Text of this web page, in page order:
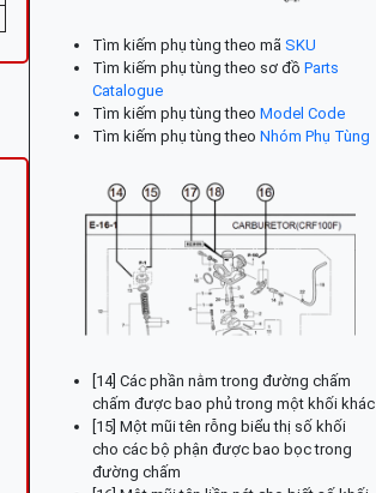
Tìm kiếm phụ tùng theo mã SKU
Tìm kiếm phụ tùng theo sơ đồ Parts
Catalogue
Tìm kiếm phụ tùng theo Model Code
Tìm kiếm phụ tùng theo Nhóm Phụ Tùng
[14] Các phần nằm trong đường chấm
chấm được bao phủ trong một khối khác
[15] Một mũi tên rỗng biểu thị số khối
cho các bộ phận được bao bọc trong
đường chấm